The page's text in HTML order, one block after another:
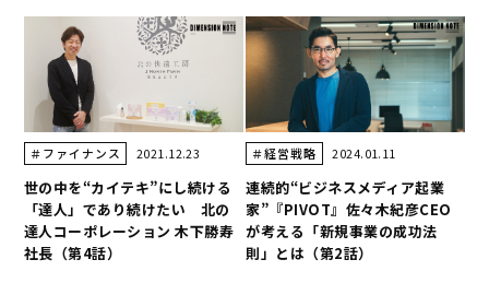
＃ファイナンス 2021.12.23
世の中を“カイテキ”にし続ける
「達人」であり続けたい 北の
達人コーポレーション 木下勝寿
社長（第4話）
＃経営戦略 2024.01.11
連続的“ビジネスメディア起業
家”『PIVOT』佐々木紀彦CEO
が考える「新規事業の成功法
則」とは（第2話）